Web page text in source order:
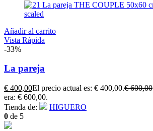
Añadir al carrito
Vista Rápida
-33%
La pareja
€ 400,00El precio actual es: € 400,00.€600,00
era: € 600,00.
Tienda de:
HIGUERO
0 de 5